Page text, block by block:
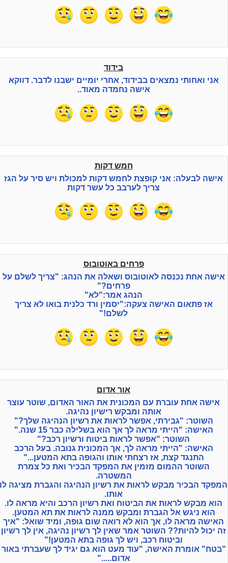
בידוד
אני ואחותי נמצאים בבידוד, אחרי יומיים ישבנו לדבר. דווקא
אישה נחמדה מאוד..
חמש דקות
אישה לבעלה: אני קופצת לחמש דקות למכולת ויש סיר על הגז
צריך לערבב כל עשר דקות
פרחים באוטובוס
אישה אחת נכנסה לאוטובוס ושאלה את הנהג: "צריך לשלם על
פרחים?"
הנהג אמר:"לא"
אז פתאום האישה צעקה:"יסמין ורד כלנית בואו לא צריך
לשלם!"
אור אדום
אישה אחת עוברת עם המכונית את האור האדום, שוטר עוצר
אותה ומבקש רישיון נהיגה.
השוטר: "גבירתי, אפשר לראות את רשיון הנהיגה שלך?"
האישה: "הייתי מראה לך אך הוא בשלילה כבר 15 שנה."
השוטר: "אפשר לראות ביטוח ורשיון רכב?"
האישה: "הייתי מראה לך, אך המכונית גנובה. בעל הרכב
התנגד קצת, אז רצחתי אותו והגופה בתא המטען..."
השוטר ההמום מזמין את המפקד הבכיר ואת כל צמרת
המשטרה.
המפקד הבכיר מבקש לראות את רשיון הנהיגה והגברת מציגה לו
אותו.
הוא מבקש לראות את הביטוח ואת רשיון הרכב והיא מראה לו.
הוא ניגש אל הגברת ומבקש ממנה לראות את תא המטען.
האישה מראה לו, אך הוא לא רואה שום גופה, ומיד שואל: "איך
זה יכול להיות?? השוטר אמר שאין לך רשיון נהיגה, אין לך רשיון
וביטוח רכב, ויש לך גופה בתא המטען!"
"בטח" אומרת האישה, "עוד מעט הוא גם יגיד לך שעברתי באור
אדום....."